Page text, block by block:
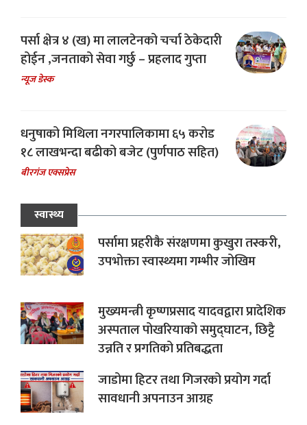
पर्सा क्षेत्र ४ (ख) मा लालटेनको चर्चा ठेकेदारी
होईन ,जनताको सेवा गर्छु – प्रहलाद गुप्ता
न्यूज डेस्क
धनुषाको मिथिला नगरपालिकामा ६५ करोड
१८ लाखभन्दा बढीको बजेट (पुर्णपाठ सहित)
बीरगंज एक्सप्रेस
स्वास्थ्य
पर्सामा प्रहरीकै संरक्षणमा कुखुरा तस्करी,
उपभोक्ता स्वास्थ्यमा गम्भीर जोखिम
मुख्यमन्त्री कृष्णप्रसाद यादवद्वारा प्रादेशिक
अस्पताल पोखरियाको समुद्घाटन, छिट्टै
उन्नति र प्रगतिको प्रतिबद्धता
जाडोमा हिटर तथा गिजरको प्रयोग गर्दा
सावधानी अपनाउन आग्रह